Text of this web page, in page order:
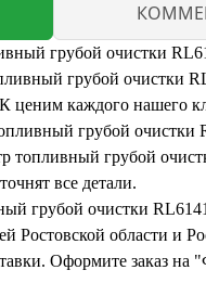
грубой очистки
грубой очистки
каждого нашего
грубой очистки
топливный грубой
все детали.
грубой очистки
Ростовской области и
Оформите заказ